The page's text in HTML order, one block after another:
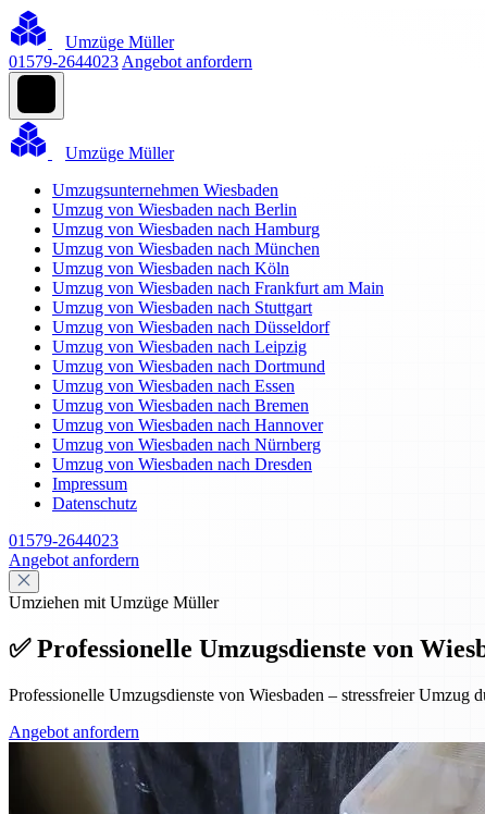
Umzüge Müller
01579-2644023 Angebot anfordern
Umzüge Müller
Umzugsunternehmen Wiesbaden
Umzug von Wiesbaden nach Berlin
Umzug von Wiesbaden nach Hamburg
Umzug von Wiesbaden nach München
Umzug von Wiesbaden nach Köln
Umzug von Wiesbaden nach Frankfurt am Main
Umzug von Wiesbaden nach Stuttgart
Umzug von Wiesbaden nach Düsseldorf
Umzug von Wiesbaden nach Leipzig
Umzug von Wiesbaden nach Dortmund
Umzug von Wiesbaden nach Essen
Umzug von Wiesbaden nach Bremen
Umzug von Wiesbaden nach Hannover
Umzug von Wiesbaden nach Nürnberg
Umzug von Wiesbaden nach Dresden
Impressum
Datenschutz
01579-2644023
Angebot anfordern
Umziehen mit Umzüge Müller
✅ Professionelle Umzugsdienste von
Professionelle Umzugsdienste von Wiesbaden – stressfreier
Angebot anfordern